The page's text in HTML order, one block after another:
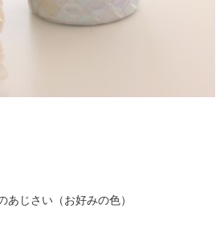
あじさい（お好みの色）